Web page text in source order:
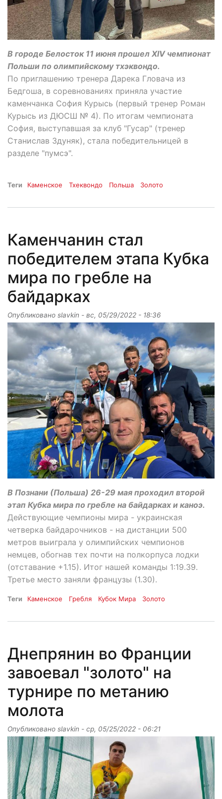
В городе Белосток 11 июня прошел XIV чемпионат
Польши по олимпийскому тхэквондо.
По приглашению тренера Дарека Гловача из
Бедгоша, в соревнованиях приняла участие
каменчанка София Курысь (первый тренер Роман
Курысь из ДЮСШ № 4). По итогам чемпионата
София, выступавшая за клуб "Гусар" (тренер
Станислав Здуняк), стала победительницей в
разделе "пумсэ".
Теги Каменское Тхеквондо Польша Золото
Каменчанин стал
победителем этапа Кубка
мира по гребле на
байдарках
Опубликовано slavkin - вс, 05/29/2022 - 18:36
В Познани (Польша) 26-29 мая проходил второй
этап Кубка мира по гребле на байдарках и каноэ.
Действующие чемпионы мира - украинская
четверка байдарочников - на дистанции 500
метров выиграла у олимпийских чемпионов
немцев, обогнав тех почти на полкорпуса лодки
(отставание +1.15). Итог нашей команды 1:19.39.
Третье место заняли французы (1.30).
Теги Каменское Гребля Кубок Мира Золото
Днепрянин во Франции
завоевал "золото" на
турнире по метанию
молота
Опубликовано slavkin - ср, 05/25/2022 - 06:21